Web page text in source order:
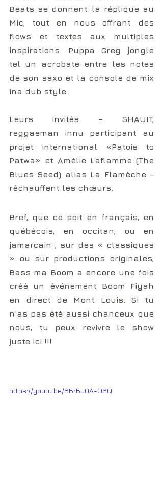
Beats se donnent la réplique au
Mic, tout en nous offrant des
flows et textes aux multiples
inspirations. Puppa Greg jongle
tel un acrobate entre les notes
de son saxo et la console de mix
ina dub style.
Leurs invités – SHAUIT,
reggaeman innu participant au
projet international «Patois to
Patwa» et Amélie Laflamme (The
Blues Seed) alias La Flamèche -
réchauffent les chœurs.
Bref, que ce soit en français, en
québécois, en occitan, ou en
jamaïcain ; sur des « classiques
» ou sur productions originales,
Bass ma Boom a encore une fois
créé un événement Boom Fiyah
en direct de Mont Louis. Si tu
n'as pas été aussi chanceux que
nous, tu peux revivre le show
juste ici !!!
https://youtu.be/6BrBu0A-O6Q